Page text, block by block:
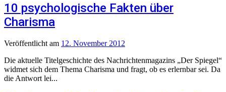
10 psychologische Fakten über
Charisma
Veröffentlicht am 12. November 2012
Die aktuelle Titelgeschichte des Nachrichtenmagazins „Der Spiegel“
widmet sich dem Thema Charisma und fragt, ob es erlernbar sei. Da
die Antwort lei...